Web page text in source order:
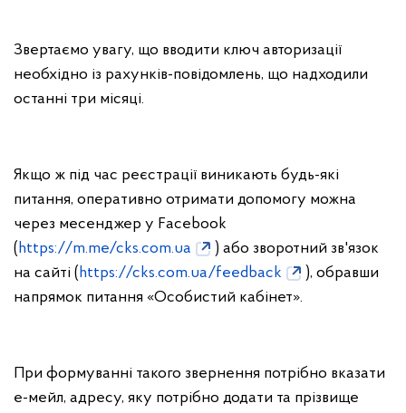
Звертаємо увагу, що вводити ключ авторизації
необхідно із рахунків-повідомлень, що надходили
останні три місяці.
Якщо ж під час реєстрації виникають будь-які
питання, оперативно отримати допомогу можна
через месенджер у Facebook
(https://m.me/cks.com.ua
) або зворотний зв'язок
на сайті (https://cks.com.ua/feedback
), обравши
напрямок питання «Особистий кабінет».
При формуванні такого звернення потрібно вказати
е-мейл, адресу, яку потрібно додати та прізвище